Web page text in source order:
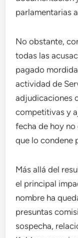
parlamentarias
No obstante,
todas las
pagado
actividad de
adjudicaciones
competitivas y
fecha de hoy
que lo condene
Más allá del
el principal
nombre ha
presuntas
sospecha,